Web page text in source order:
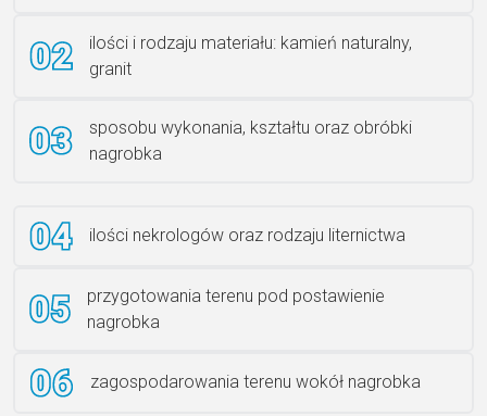
Ławka granitowa LG 12
ilości i rodzaju materiału: kamień naturalny,
granit
sposobu wykonania, kształtu oraz obróbki
nagrobka
ilości nekrologów oraz rodzaju liternictwa
przygotowania terenu pod postawienie
nagrobka
zagospodarowania terenu wokół nagrobka